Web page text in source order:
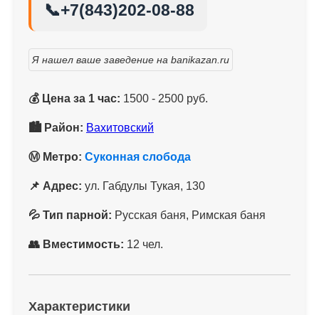
📞+7(843)202-08-88
Я нашел ваше заведение на banikazan.ru
💰 Цена за 1 час: 1500 - 2500 руб.
🏙 Район: Вахитовский
Ⓜ️ Метро: Суконная слобода
📌 Адрес: ул. Габдулы Тукая, 130
💦 Тип парной: Русская баня, Римская баня
👥 Вместимость: 12 чел.
Характеристики